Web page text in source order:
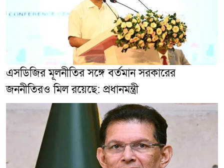
এসডিজির মূলনীতির সঙ্গে বর্তমান সরকারের
জননীতিরও মিল রয়েছে: প্রধানমন্ত্রী